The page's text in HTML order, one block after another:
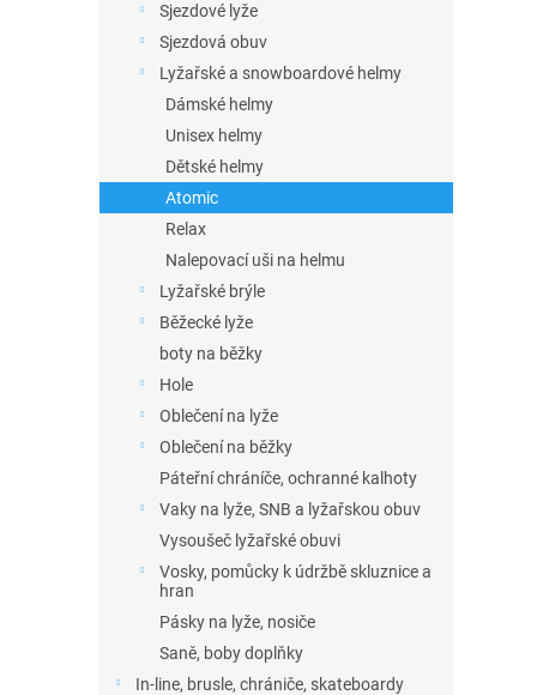
Sjezdové lyže
Sjezdová obuv
Lyžařské a snowboardové helmy
Dámské helmy
Unisex helmy
Dětské helmy
Atomic
Relax
Nalepovací uši na helmu
Lyžařské brýle
Běžecké lyže
boty na běžky
Hole
Oblečení na lyže
Oblečení na běžky
Páteřní chráníče, ochranné kalhoty
Vaky na lyže, SNB a lyžařskou obuv
Vysoušeč lyžařské obuvi
Vosky, pomůcky k údržbě skluznice a
hran
Pásky na lyže, nosiče
Saně, boby doplňky
In-line, brusle, chrániče, skateboardy